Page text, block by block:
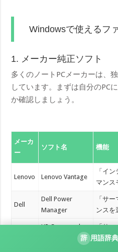
Windowsで使えるフ
1. メーカー純正ソフト
多くのノートPCメーカーは、
しています。まずは自分のPC
か確認しましょう。
メーカ
ー
ソフト名 機能
Lenovo Lenovo Vantage
「イ
マンス
Dell
Dell Power
Manager
「サ
ンスを
HP Command
「サー
ド選択
辞 用語辞